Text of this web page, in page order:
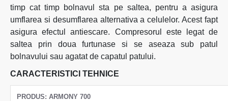
timp cat timp bolnavul sta pe saltea, pentru a asigura
umflarea si desumflarea alternativa a celulelor. Acest fapt
asigura efectul antiescare. Compresorul este legat de
saltea prin doua furtunase si se aseaza sub patul
bolnavului sau agatat de capatul patului.
CARACTERISTICI TEHNICE
PRODUS: ARMONY 700